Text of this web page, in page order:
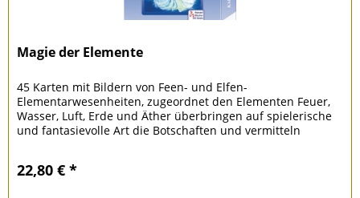
Magie der Elemente
45 Karten mit Bildern von Feen- und Elfen-
Elementarwesenheiten, zugeordnet den Elementen Feuer,
Wasser, Luft, Erde und Äther überbringen auf spielerische
und fantasievolle Art die Botschaften und vermitteln
22,80 € *